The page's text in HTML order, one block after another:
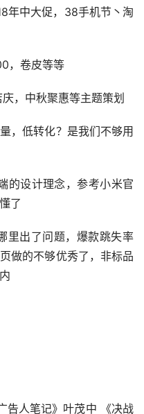
年中大促，38手机节丶淘
，卷皮等等
，中秋聚惠等主题策划
，低转化？是我们不够用
设计理念，参考小米官
了
出了问题，爆款跳失率
做的不够优秀了，非标品
告人笔记》叶茂中 《决战